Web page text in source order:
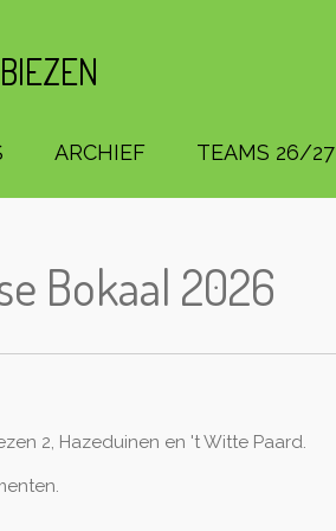
ARCHIEF TEAMS 26/27
Bokaal 2026
2, Hazeduinen en 't Witte Paard.